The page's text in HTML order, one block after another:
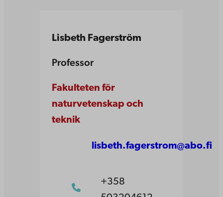
Lisbeth Fagerström
Professor
Fakulteten för
naturvetenskap och
teknik
lisbeth.fagerstrom@abo.fi
+358